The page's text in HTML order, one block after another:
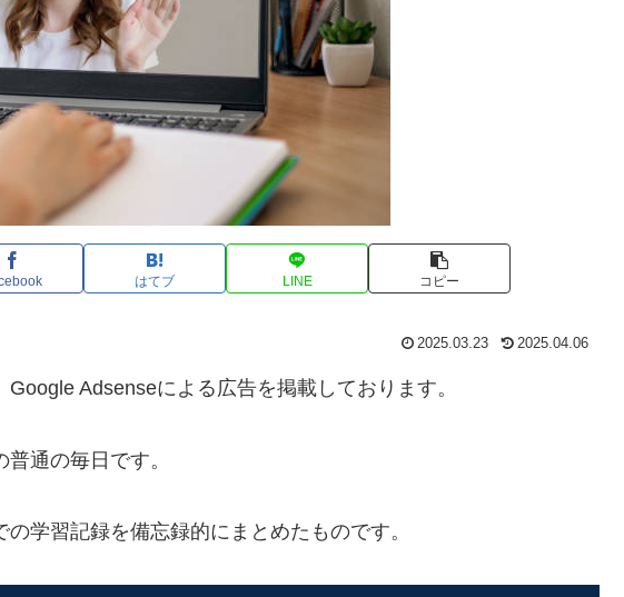
はてブ LINE コピー
2025.03.23 2025.04.06
Adsenseによる広告を掲載しております。
通の毎日です。
学習記録を備忘録的にまとめたものです。